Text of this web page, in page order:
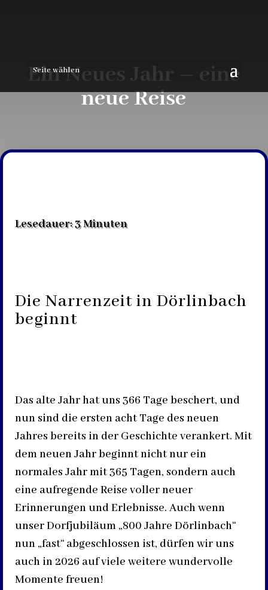
Seite wählen
Ein Neues Jahr – eine
neue Reise
Lesedauer:3Minuten
Die Narrenzeit in Dörlinbach
beginnt
Das alte Jahr hat uns 366 Tage beschert, und
nun sind die ersten acht Tage des neuen
Jahres bereits in der Geschichte verankert. Mit
dem neuen Jahr beginnt nicht nur ein
normales Jahr mit 365 Tagen, sondern auch
eine aufregende Reise voller neuer
Erinnerungen und Erlebnisse. Auch wenn
unser Dorfjubiläum „800 Jahre Dörlinbach“
nun „fast“ abgeschlossen ist, dürfen wir uns
auch in 2026 auf viele weitere wundervolle
Momente freuen!